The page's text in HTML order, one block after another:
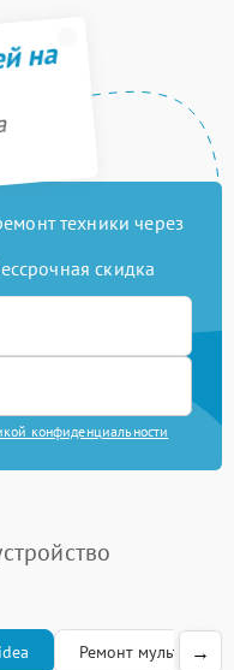
на
техники через
скидка
конфиденциальности
Ремонт →